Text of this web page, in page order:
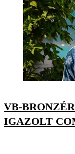
VB-
IGAZOLT